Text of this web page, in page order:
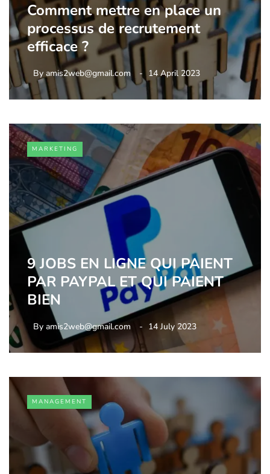
Comment mettre en place un
processus de recrutement
efficace ?
By amis2web@gmail.com 14 April 2023
MARKETING
9 JOBS EN LIGNE QUI PAIENT
PAR PAYPAL ET QUI PAIENT
BIEN
By amis2web@gmail.com 14 July 2023
MANAGEMENT